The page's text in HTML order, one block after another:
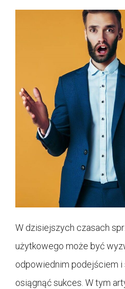
W dzisiejszych czasach
użytkowego może być
odpowiednim podejściem i
osiągnąć sukces. W tym